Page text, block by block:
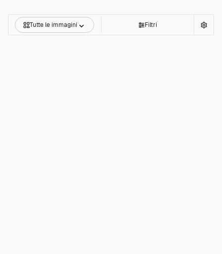
Tutte le immagini Filtri